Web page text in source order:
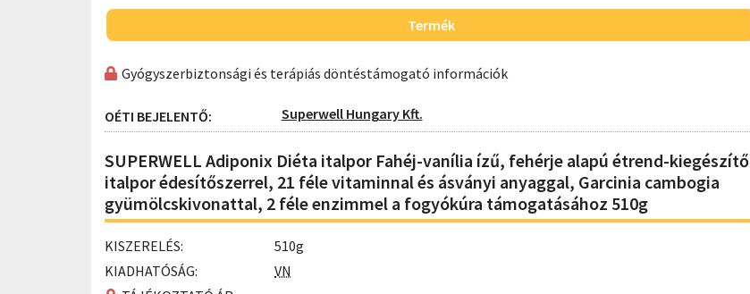
Termék
Gyógyszerbiztonsági és terápiás döntéstámogató információk
OÉTI BEJELENTŐ: Superwell Hungary Kft.
SUPERWELL Adiponix Diéta italpor Fahéj-vanília ízű, fehérje alapú étrend-kiegészítő
italpor édesítőszerrel, 21 féle vitaminnal és ásványi anyaggal, Garcinia cambogia
gyümölcskivonattal, 2 féle enzimmel a fogyókúra támogatásához 510g
KISZERELÉS:
510g
KIADHATÓSÁG:
VN